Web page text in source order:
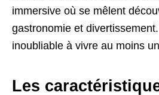
immersive où se mêlent
gastronomie et
inoubliable à vivre au moins
Les